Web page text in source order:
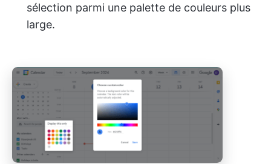
sélection parmi une palette de couleurs plus
large.